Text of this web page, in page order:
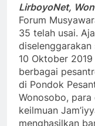
LirboyoNet,
Forum
35 telah usai.
diselenggarakan
10 Oktober
berbagai
di Pondok
Wonosobo,
keilmuan
menghasilkan